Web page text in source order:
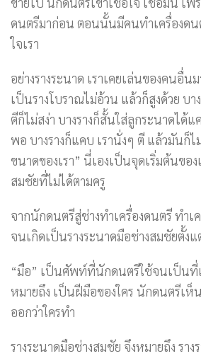
ดนตรีมาก่อน ตอนนั้นมีคนทำเครื่องดน
ใจเรา
อย่างรางระนาด เราเคยเล่นของคนอื่นม
เป็นรางโบราณไม่อ้วน แล้วก็สูงด้วย บา
ตีก็ไม่สง่า บางรางก็สั้นใส่ลูกระนาดได้
พอ บางรางก็แคบ เรานั่งๆ ตี แล้วมันก็
ขนาดของเรา” นี่เองเป็นจุดเริ่มต้นขอ
สมชัยที่ไม่ได้ตามครู
จากนักดนตรีสู่ช่างทำเครื่องดนตรี ทำเ
จนเกิดเป็นรางระนาดมือช่างสมชัยตั้ง
“มือ” เป็นศัพท์ที่นักดนตรีใช้จนเป็นที่
หมายถึง เป็นฝีมือของใคร นักดนตรีเห็
ออกว่าใครทำ
รางระนาดมือช่างสมชัย จึงหมายถึง รา